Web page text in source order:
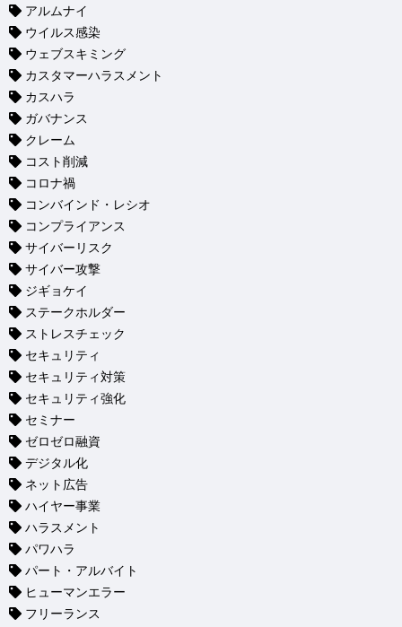
アルムナイ
ウイルス感染
ウェブスキミング
カスタマーハラスメント
カスハラ
ガバナンス
クレーム
コスト削減
コロナ禍
コンバインド・レシオ
コンプライアンス
サイバーリスク
サイバー攻撃
ジギョケイ
ステークホルダー
ストレスチェック
セキュリティ
セキュリティ対策
セキュリティ強化
セミナー
ゼロゼロ融資
デジタル化
ネット広告
ハイヤー事業
ハラスメント
パワハラ
パート・アルバイト
ヒューマンエラー
フリーランス